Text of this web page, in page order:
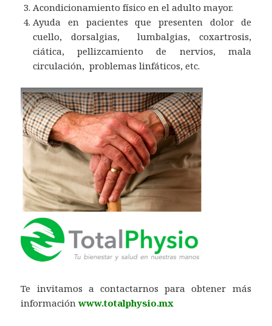
Acondicionamiento físico en el adulto mayor.
Ayuda en pacientes que presenten dolor de
cuello, dorsalgias, lumbalgias, coxartrosis,
ciática, pellizcamiento de nervios, mala
circulación, problemas linfáticos, etc.
Te invitamos a contactarnos para obtener más
información www.totalphysio.mx